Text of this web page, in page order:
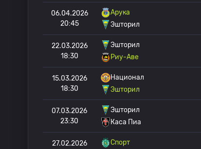
06.04.2026
20:45
Арука
Эшторил
22.03.2026
18:30
Эшторил
Риу-Аве
15.03.2026
18:30
Национал
Эшторил
07.03.2026
23:30
Эшторил
Каса Пиа
27.02.2026
Спорт